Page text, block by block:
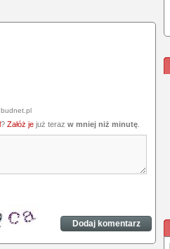
budnet.pl
? Załóż je już teraz w mniej niż minutę